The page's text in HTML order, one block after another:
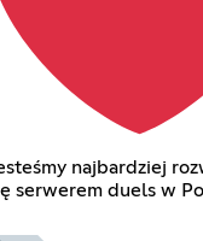
najbardziej
serwerem duels w